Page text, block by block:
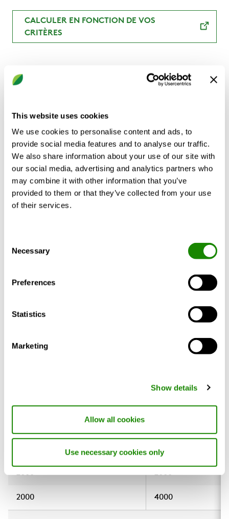
This website uses cookies
We use cookies to personalise content and ads, to
provide social media features and to analyse our traffic.
We also share information about your use of our site with
our social media, advertising and analytics partners who
may combine it with other information that you’ve
provided to them or that they’ve collected from your use
of their services.
Selection
Necessary
Preferences
Statistics
Marketing
Show details
Allow all cookies
Use necessary cookies only
CALCULER EN FONCTION DE VOS
CRITÈRES
Dimensions Longueur
(mm) (mm)
500 900
500
630
1000
3200
2000 2000
2000 4000